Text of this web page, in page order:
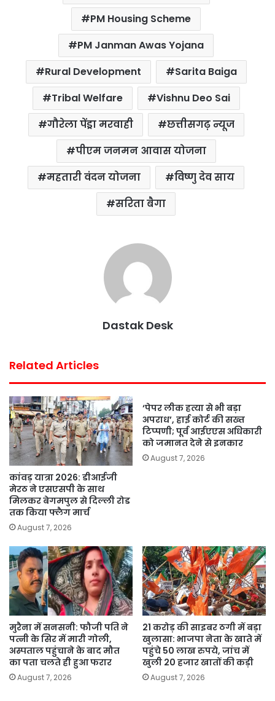
PM Housing Scheme
PM Janman Awas Yojana
Rural Development
Sarita Baiga
Tribal Welfare
Vishnu Deo Sai
गौरेला पेंड्रा मरवाही
छत्तीसगढ़ न्यूज
पीएम जनमन आवास योजना
महतारी वंदन योजना
विष्णु देव साय
सरिता बैगा
Dastak Desk
Related Articles
कांवड़ यात्रा 2026: डीआईजी
मेरठ ने एसएसपी के साथ
मिलकर बेगमपुल से दिल्ली रोड
तक किया फ्लैग मार्च
August 7, 2026
‘पेपर लीक हत्या से भी बड़ा
अपराध’, हाई कोर्ट की सख्त
टिप्पणी; पूर्व आईएएस अधिकारी
को जमानत देने से इनकार
August 7, 2026
मुरैना में सनसनी: फौजी पति ने
पत्नी के सिर में मारी गोली,
अस्पताल पहुंचाने के बाद मौत
का पता चलते ही हुआ फरार
August 7, 2026
21 करोड़ की साइबर ठगी में बड़ा
खुलासा: भाजपा नेता के खाते में
पहुंचे 50 लाख रुपये, जांच में
खुली 20 हजार खातों की कड़ी
August 7, 2026